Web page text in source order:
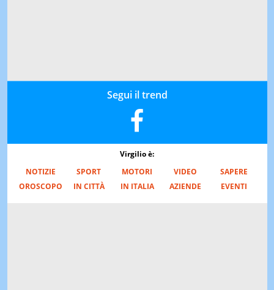
Segui il trend
Virgilio è:
NOTIZIE
SPORT MOTORI VIDEO
SAPERE
OROSCOPO
IN CITTÀ IN ITALIA AZIENDE EVENTI